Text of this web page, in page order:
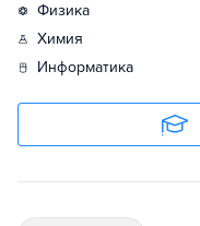
физика
химия
информатика